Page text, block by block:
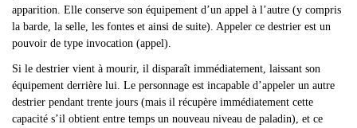
apparition. Elle conserve son équipement d’un appel à l’autre (y compris
la barde, la selle, les fontes et ainsi de suite). Appeler ce destrier est un
pouvoir de type invocation (appel).
Si le destrier vient à mourir, il disparaît immédiatement, laissant son
équipement derrière lui. Le personnage est incapable d ’appeler un autre
destrier pendant trente jours (mais il récupère immédiatement cette
capacité s’il obtient entre temps un nouveau niveau de paladin), et ce